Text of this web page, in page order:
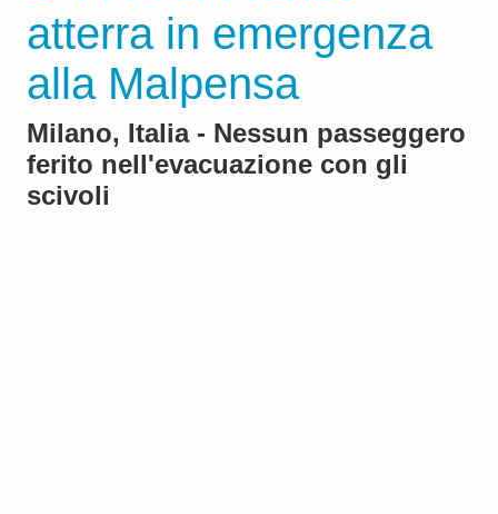
atterra in emergenza
alla Malpensa
Milano, Italia - Nessun passeggero
ferito nell'evacuazione con gli
scivoli